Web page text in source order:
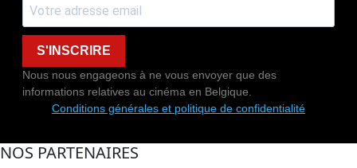
S'INSCRIRE
Nous nous engageons à ne vous envoyer que des
informations relatives au cinéma en Belgique.
Conditions générales et politique de confidentialité
NOS PARTENAIRES